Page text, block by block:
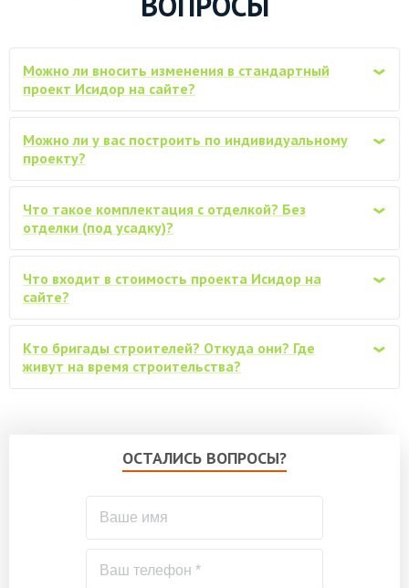
Снегозадержатели трубчатые, комплект
Замена материала естественной
влажности на материал камерной сушки
Обработка всего каркаса
огнебиозащитным антисептиком
по запросу
снаружи, защитным ср-вом VERES
(аналоги), в один слой
по запросу
Бытовка каркасно-щитовая 3х2м
фасадную отделку
‹
Можно ли вносить изменения в стандартный
проект Исидор на сайте?
‹
Можно ли у вас построить по индивидуальному
проекту?
‹
Что такое комплектация с отделкой? Без
отделки (под усадку)?
‹
Что входит в стоимость проекта Исидор на
сайте?
‹
Кто бригады строителей? Откуда они? Где
живут на время строительства?
ОСТАЛИСЬ ВОПРОСЫ?